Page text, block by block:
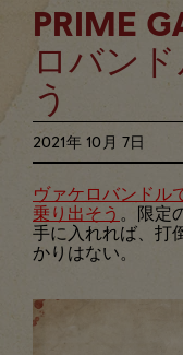
2021年 10月 7日
PRIME
ロバン
う
ヴァケロバンドル
乗り出そう 。限定
手に入れれば、打
かりはない。